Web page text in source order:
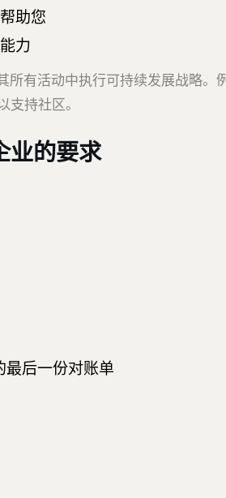
助您
力
有活动中执行可持续发展战略
持社区。
业的要求
后一份对账单